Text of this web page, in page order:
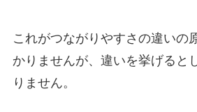
これがつながりやすさの違いの
かりませんが、違いを挙げると
りません。